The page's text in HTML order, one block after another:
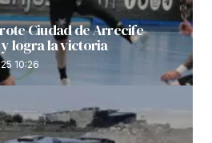
Ciudad de Arrecife
logra la victoria
10:26